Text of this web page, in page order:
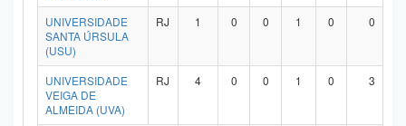
UNIVERSIDADE
SANTA ÚRSULA
(USU)
RJ 1 0 0 1 0 0
UNIVERSIDADE
VEIGA DE
ALMEIDA (UVA)
RJ 4 0 0 1 0 3